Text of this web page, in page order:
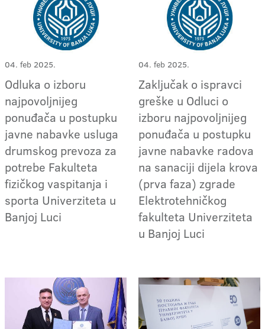
04. feb 2025.
Odluka o izboru
najpovoljnijeg
ponuđača u postupku
javne nabavke usluga
drumskog prevoza za
potrebe Fakulteta
fizičkog vaspitanja i
sporta Univerziteta u
Banjoj Luci
04. feb 2025.
Zaključak o ispravci
greške u Odluci o
izboru najpovoljnijeg
ponuđača u postupku
javne nabavke radova
na sanaciji dijela krova
(prva faza) zgrade
Elektrotehničkog
fakulteta Univerziteta
u Banjoj Luci